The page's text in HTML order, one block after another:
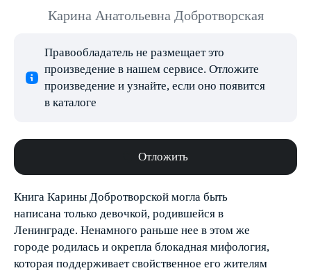
Карина Анатольевна Добротворская
Правообладатель не размещает это
произведение в нашем сервисе. Отложите
произведение и узнайте, если оно появится
в каталоге
Отложить
Книга Карины Добротворской могла быть
написана только девочкой, родившейся в
Ленинграде. Ненамного раньше нее в этом же
городе родилась и окрепла блокадная мифология,
которая поддерживает свойственное его жителям